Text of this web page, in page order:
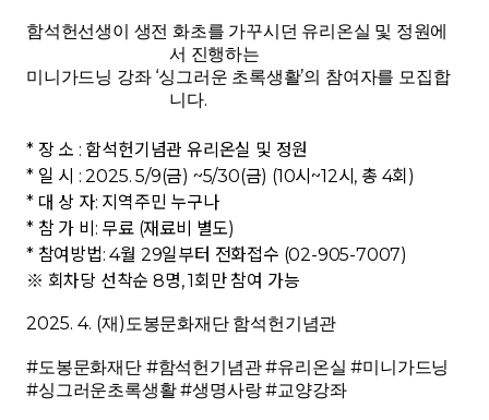
함석헌선생이 생전 화초를 가꾸시던 유리온실 및 정원에
서 진행하는
미니가드닝 강좌 ‘싱그러운 초록생활’의 참여자를 모집합
니다.
* 장 소 : 함석헌기념관 유리온실 및 정원
* 일 시 : 2025. 5/9(금) ~5/30(금) (10시~12시 , 총 4회 )
* 대 상 자: 지역주민 누구나
* 참 가 비 : 무료 (재료비 별도)
* 참여방법: 4월 29일부터 전화접수 (02-905-7007)
※ 회차당 선착순8명, 1회만 참여 가능
2025. 4. (재 ) 도봉문화재단 함석헌기념관
#도봉문화재단 #함석헌기념관#유리온실#미니가드닝
#싱그러운초록생활#생명사랑#교양강좌